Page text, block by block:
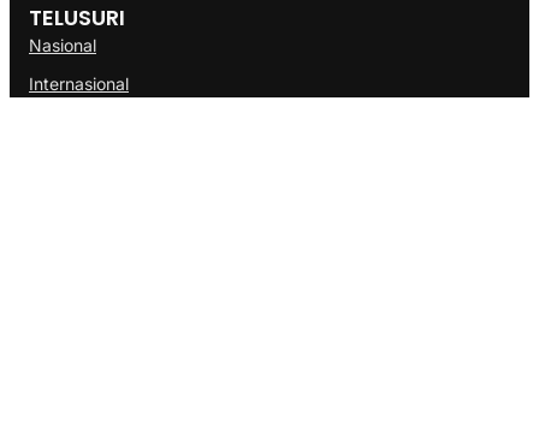
TELUSURI
Nasional
Internasional